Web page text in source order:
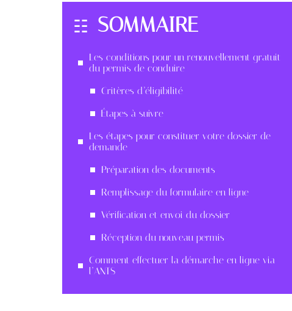
SOMMAIRE
Les conditions pour un renouvellement gratuit
du permis de conduire
Critères d’éligibilité
Étapes à suivre
Les étapes pour constituer votre dossier de
demande
Préparation des documents
Remplissage du formulaire en ligne
Vérification et envoi du dossier
Réception du nouveau permis
Comment effectuer la démarche en ligne via
l’ANTS